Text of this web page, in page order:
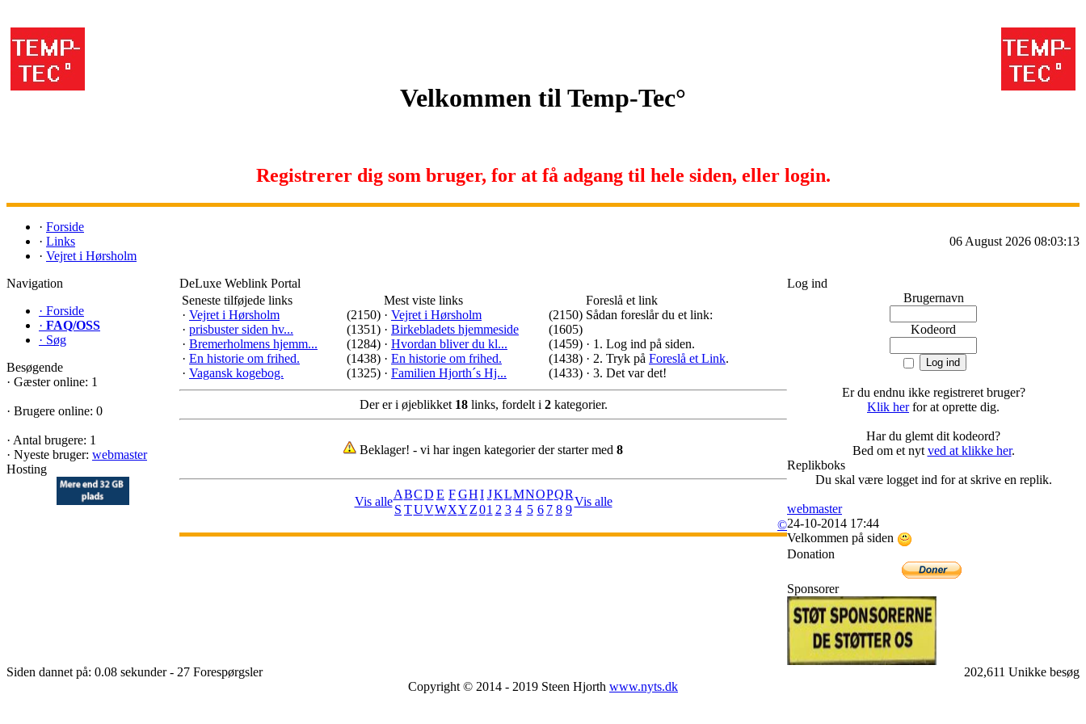
Velkommen til Temp-Tec°
Registrerer dig som bruger, for at få adgang til hele siden, eller login.
· Forside
· Links
· Vejret i Hørsholm
06 August 2026 08:03:13
Navigation
· Forside
· FAQ/OSS
· Søg
Besøgende
· Gæster online: 1
· Brugere online: 0
· Antal brugere: 1
· Nyeste bruger: webmaster
Hosting
DeLuxe Weblink Portal
Seneste tilføjede links
· Vejret i Hørsholm
(2150)
· prisbuster siden hv...
(1351)
· Bremerholmens hjemm...
(1284)
· En historie om frihed.
(1438)
· Vagansk kogebog. (1325)
Mest viste links
· Vejret i Hørsholm
(2150)
· Birkebladets hjemmeside
(1605)
· Hvordan bliver du kl...
(1459)
· En historie om frihed.
(1438)
· Familien Hjorth´s Hj... (1433)
Foreslå et link
Sådan foreslår du et link:
· 1. Log ind på siden.
· 2. Tryk på Foreslå et Link.
· 3. Det var det!
Der er i øjeblikket 18links, fordelt i 2kategorier.
Beklager! - vi har ingen kategorier der starter med 8
Vis alle
ABCD E FGHI JKLMNOPQR
Vis alle
S TUVWXY Z01 2 3 4 5 6 7 8 9
©
Log ind
Brugernavn
Kodeord
Er du endnu ikke registreret bruger?
Klik herfor at oprette dig.
Har du glemt dit kodeord?
Bed om et nyt ved at klikke her.
Replikboks
Du skal være logget ind for at skrive en replik.
webmaster
24-10-2014 17:44
Velkommen på siden
Donation
Sponsorer
Siden dannet på: 0.08 sekunder - 27 Forespørgsler
202,611 Unikke besøg
Copyright © 2014 - 2019 Steen Hjorth www.nyts.dk